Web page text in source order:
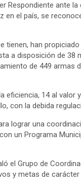
Respondiente ante
en el país, se
tienen, han
a disposición de 38
de 449 armas
14 al valor
con la debida
lograr una
un Programa
el Grupo de
y metas de